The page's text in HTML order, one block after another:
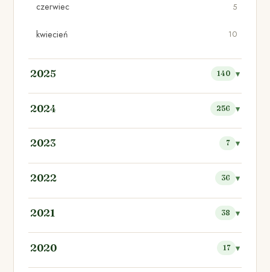
czerwiec 5
kwiecień 10
2025 140
2024 256
2023 7
2022 36
2021 38
2020 17